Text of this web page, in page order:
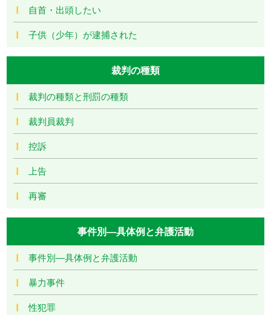
自首・出頭したい
子供（少年）が逮捕された
裁判の種類
裁判の種類と刑罰の種類
裁判員裁判
控訴
上告
再審
事件別―具体例と弁護活動
事件別―具体例と弁護活動
暴力事件
性犯罪